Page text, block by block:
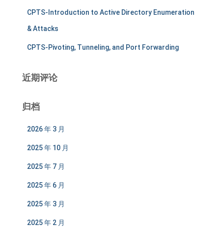
CPTS-Introduction to Active Directory Enumeration
& Attacks
CPTS-Pivoting, Tunneling, and Port Forwarding
近期评论
归档
2026 年 3 月
2025 年 10 月
2025 年 7 月
2025 年 6 月
2025 年 3 月
2025 年 2 月